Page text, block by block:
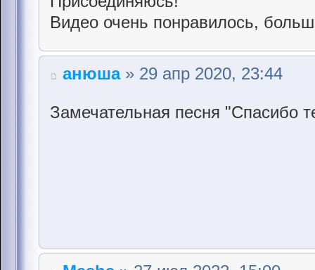
Видео очень понравилось,
анюша» 29 апр 2020, 23:44
Замечательная песня "Спасибо